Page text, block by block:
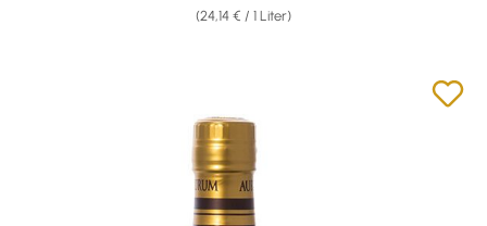
(24,14 € / 1 Liter)